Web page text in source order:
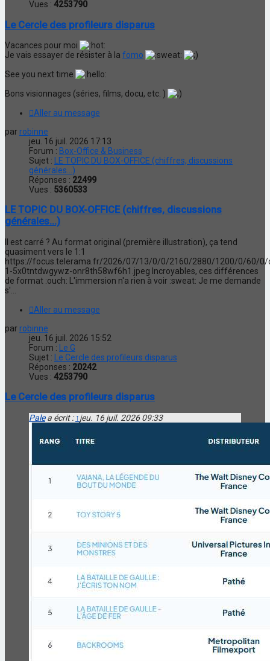
Vues : 4253790
Le Cercle des profileurs disparus
Vacances pour moi
Je vais essayer de résister à la fomo
See you next time
Bons visionnages (séries, films, docu, etc. )
Aller au message
par robinne
jeu. 16 juil. 2026 17:13
Forum : Box-Office & Business
Sujet :
LE TOPIC DU BOX-OFFICE (chiffres, discussions
générales...)
Réponses : 22499
Vues : 5360533
LE TOPIC DU BOX-OFFICE (chiffres, discussions
générales...)
Il est carré ? Au format original (première illustration), ça tend
quasiment vers le 1:1
https://focus.telerama.fr/2026/07/13/0/0/2160/2880/1200/0/60/0/
1-5x0tntdwgywz-onr8th58wf6h1.jpeg Incroyables, ces différences
de format :ouch: L'immersion n'a rien à voir :sweat: Je me demande
s'...
Aller au message
par robinne
jeu. 16 juil. 2026 15:52
Forum :
Le G
Sujet :
Le Cercle des profileurs disparus
Réponses : 20242
Vues : 4253790
Le Cercle des profileurs disparus
Palea écrit : ↑jeu. 16 juil. 2026 09:33